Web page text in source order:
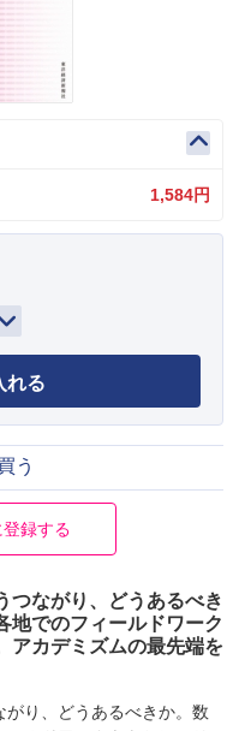
1,584円
れる
う
録する
つながり、どうあるべき
地でのフィールドワーク
アカデミズムの最先端を
り、どうあるべきか。数